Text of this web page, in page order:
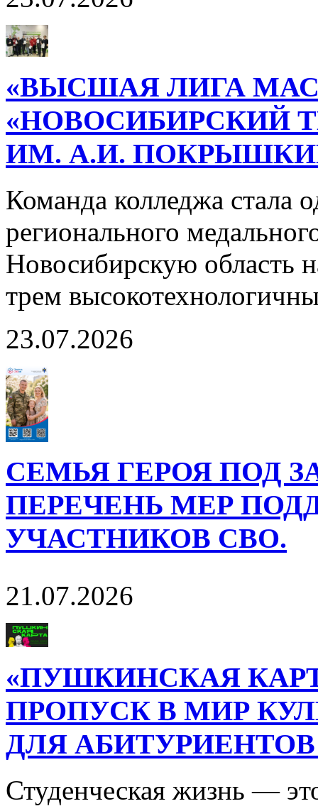
«ВЫСШАЯ ЛИГА
«НОВОСИБИРСКИЙ
ИМ. А.И.
Команда колледжа стала
регионального
Новосибирскую область
трем
23.07.2026
СЕМЬЯ ГЕРОЯ ПОД
ПЕРЕЧЕНЬ МЕР
УЧАСТНИКОВ СВО.
21.07.2026
«ПУШКИНСКАЯ
ПРОПУСК В МИР
ДЛЯ
Студенческая жизнь —